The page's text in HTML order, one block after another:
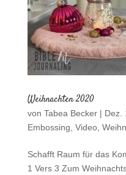
Weihnachten 2020
von Tabea Becker| Dez.
Embossing, Video,
Schafft Raum für das
1 Vers 3 Zum